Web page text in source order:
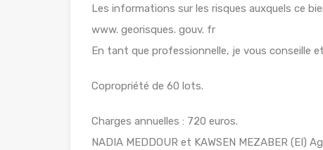
Les informations sur les risques auxquels ce
www. georisques. gouv. fr
En tant que professionnelle, je vous conseille
Copropriété de 60 lots.
Charges annuelles : 720 euros.
NADIA MEDDOUR et KAWSEN MEZABER (EI)